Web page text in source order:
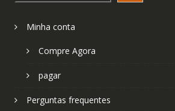
Minha conta
Compre Agora
pagar
Perguntas frequentes